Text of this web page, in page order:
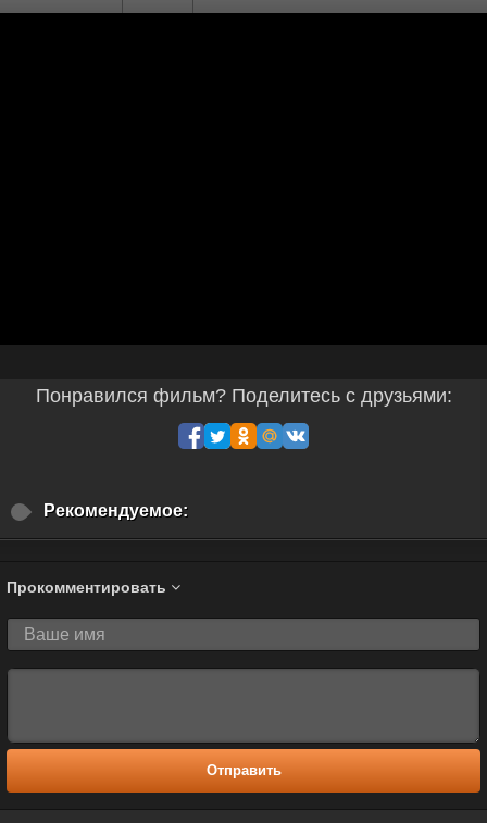
Понравился фильм? Поделитесь с друзьями:
Рекомендуемое:
Прокомментировать
Отправить